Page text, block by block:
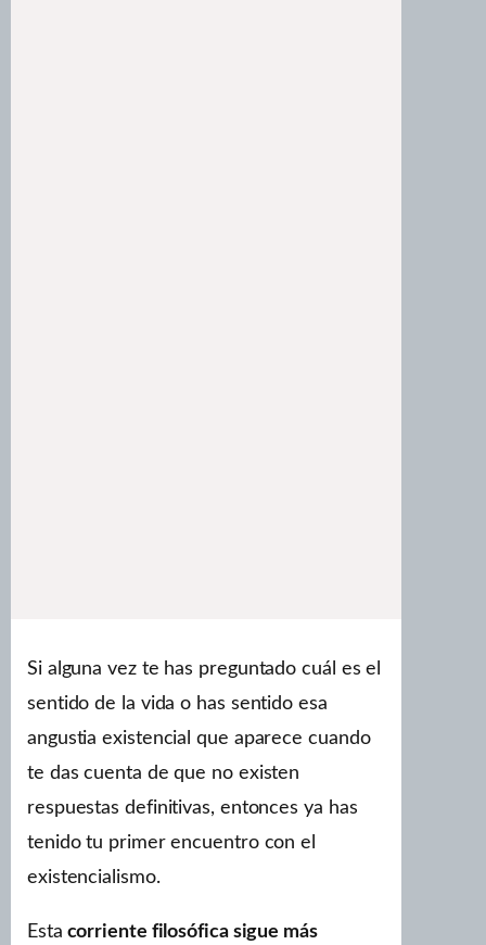
Si alguna vez te has preguntado cuál es el
sentido de la vida o has sentido esa
angustia existencial que aparece cuando
te das cuenta de que no existen
respuestas definitivas, entonces ya has
tenido tu primer encuentro con el
existencialismo.
Esta corriente filosófica sigue más